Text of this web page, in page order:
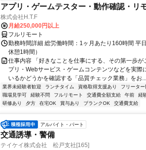
アプリ・ゲームテスター・動作確認・リ
株式会社H.T.F
月給250,000円以上
フルリモート
勤務時間詳細 総労働時間：1ヶ月あたり160時間 平
休憩1時間）
仕事内容 「好きなことを仕事にする、その第一歩
プリ・Webサービス・ゲームコンテンツなどを実際
いるかどうかを確認する「品質チェック業務」をお...
業界未経験者歓迎 ランチタイム 資格取得支援あり フリーター
職場見学可
経験不問 フルリモート 交通費全額支給 午前 経
研修あり
夕方 在宅OK 賞与あり ブランクOK 交通費支給
アルバイト・パート
交通誘導・警備
テイケイ株式会社 松戸支社[165]